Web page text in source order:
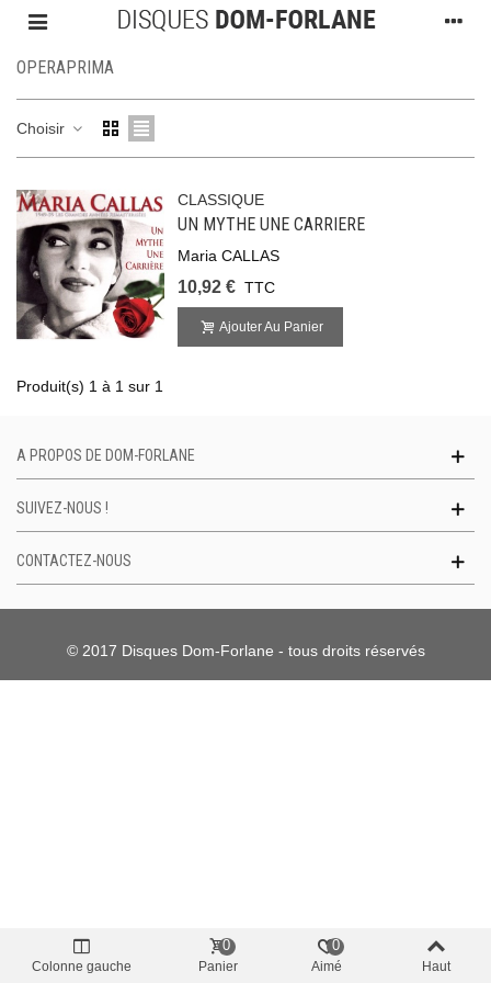
OPERAPRIMA
Choisir
CLASSIQUE
UN MYTHE UNE CARRIERE
Maria CALLAS
10,92 € TTC
Ajouter Au Panier
Produit(s) 1 à 1 sur 1
A PROPOS DE DOM-FORLANE
SUIVEZ-NOUS !
CONTACTEZ-NOUS
© 2017 Disques Dom-Forlane - tous droits réservés
Colonne gauche Panier
0
Aimé
0
Haut